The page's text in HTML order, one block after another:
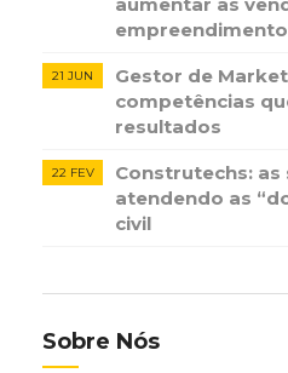
aumentar as
21 JUN
Gestor de
competências
resultados
22 FEV
Construtechs:
atendendo as
civil
Sobre Nós